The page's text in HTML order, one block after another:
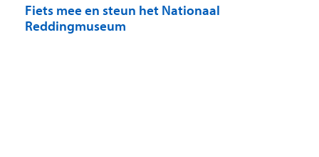
Fiets mee en steun het Nationaal
Reddingmuseum